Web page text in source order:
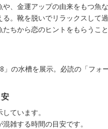
や、金運アップの由来をもつ魚
。靴を脱いでリラックスして
ちから恋のヒントをもらうこと
の水槽を展示。必読の「フォ
ています。
雑する時間の目安です。